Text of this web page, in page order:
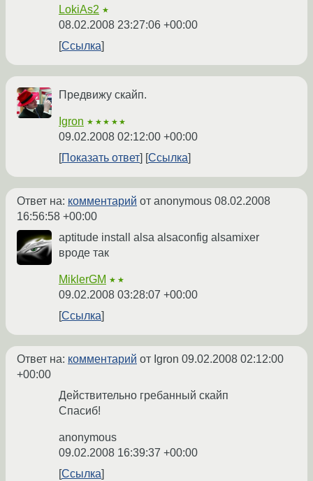
LokiAs2 ★
08.02.2008 23:27:06 +00:00
Ссылка
Предвижу скайп.
Igron ★★★★★
09.02.2008 02:12:00 +00:00
Показать ответ
Ссылка
Ответ на: комментарий от anonymous 08.02.2008
16:56:58 +00:00
aptitude install alsa alsaconfig alsamixer
вроде так
MiklerGM ★★
09.02.2008 03:28:07 +00:00
Ссылка
Ответ на: комментарий от Igron 09.02.2008 02:12:00
+00:00
Действительно гребанный скайп
Спасиб!
anonymous
09.02.2008 16:39:37 +00:00
Ссылка